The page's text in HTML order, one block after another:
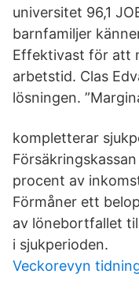
universitet 96,1
barnfamiljer
Effektivast för att
arbetstid. Clas
lösningen.
kompletterar
procent av
Förmåner ett
av lönebortfallet
i sjukperioden.
Veckorevyn